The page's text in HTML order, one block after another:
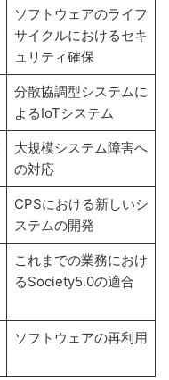
ソフトウェアのライフ
サイクルにおけるセキ
ュリティ確保
分散協調型システムに
よるIoTシステム
大規模システム障害へ
の対応
CPSにおける新しいシ
ステムの開発
これまでの業務におけ
るSociety5.0の適合
ソフトウェアの再利用